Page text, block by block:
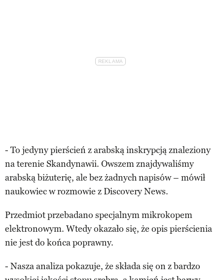
- To jedyny pierścień z arabską inskrypcją znaleziony
na terenie Skandynawii. Owszem znajdywaliśmy
arabską biżuterię, ale bez żadnych napisów – mówił
naukowiec w rozmowie z Discovery News.
Przedmiot przebadano specjalnym mikrokopem
elektronowym. Wtedy okazało się, że opis pierścienia
nie jest do końca poprawny.
- Nasza analiza pokazuje, że składa się on z bardzo